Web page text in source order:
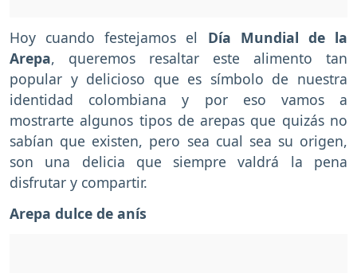
Hoy cuando festejamos el Día Mundial de la
Arepa, queremos resaltar este alimento tan
popular y delicioso que es símbolo de nuestra
identidad colombiana y por eso vamos a
mostrarte algunos tipos de arepas que quizás no
sabían que existen, pero sea cual sea su origen,
son una delicia que siempre valdrá la pena
disfrutar y compartir.
Arepa dulce de anís